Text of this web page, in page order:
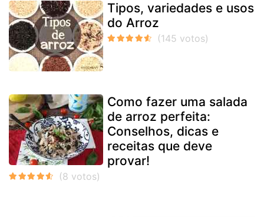
Tipos, variedades e usos
do Arroz
Como fazer uma salada
de arroz perfeita:
Conselhos, dicas e
receitas que deve
provar!